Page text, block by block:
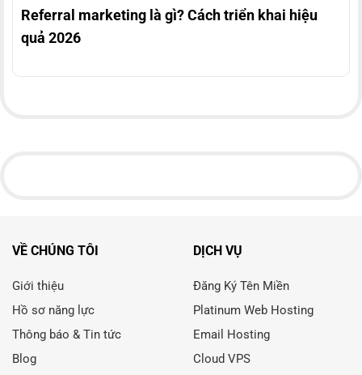
Referral marketing là gì? Cách triển khai hiệu
quả 2026
VỀ CHÚNG TÔI
Giới thiệu
Hồ sơ năng lực
Thông báo & Tin tức
Blog
DỊCH VỤ
Đăng Ký Tên Miền
Platinum Web Hosting
Email Hosting
Cloud VPS